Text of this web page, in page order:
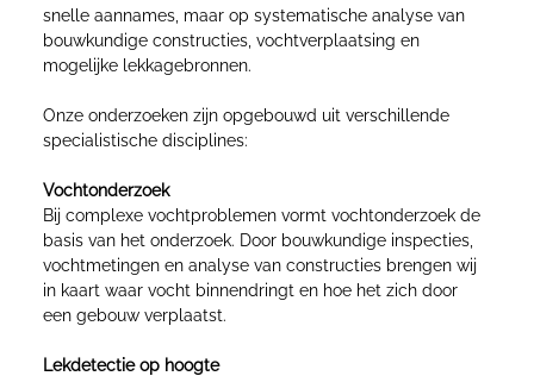
snelle aannames, maar op systematische analyse van
bouwkundige constructies, vochtverplaatsing en
mogelijke lekkagebronnen.
Onze onderzoeken zijn opgebouwd uit verschillende
specialistische disciplines:
Vochtonderzoek
Bij complexe vochtproblemen vormt vochtonderzoek de
basis van het onderzoek. Door bouwkundige inspecties,
vochtmetingen en analyse van constructies brengen wij
in kaart waar vocht binnendringt en hoe het zich door
een gebouw verplaatst.
Lekdetectie op hoogte